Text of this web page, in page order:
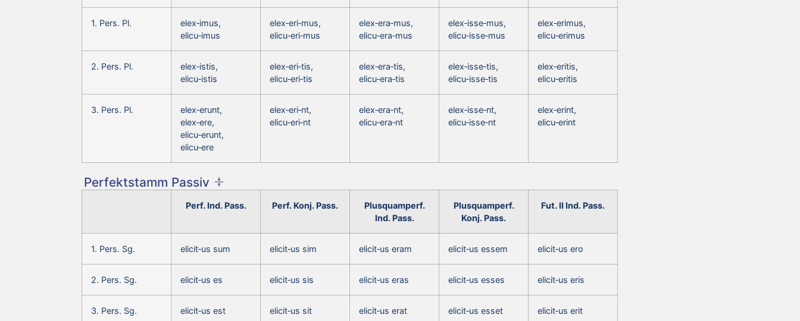
1. Pers. Pl.
elex‑imus,
elicu‑imus
elex‑eri‑mus,
elicu‑eri‑mus
elex‑era‑mus,
elicu‑era‑mus
elex‑isse‑mus,
elicu‑isse‑mus
elex‑erimus,
elicu‑erimus
2. Pers. Pl.
elex‑istis,
elicu‑istis
elex‑eri‑tis,
elicu‑eri‑tis
elex‑era‑tis,
elicu‑era‑tis
elex‑isse‑tis,
elicu‑isse‑tis
elex‑eritis,
elicu‑eritis
3. Pers. Pl.
elex‑erunt,
elex‑ere,
elicu‑erunt,
elicu‑ere
elex‑eri‑nt,
elicu‑eri‑nt
elex‑era‑nt,
elicu‑era‑nt
elex‑isse‑nt,
elicu‑isse‑nt
elex‑erint,
elicu‑erint
Perfektstamm Passiv
Perf. Ind. Pass. Perf. Konj. Pass.
Plusquamperf.
Ind. Pass.
Plusquamperf.
Konj. Pass.
Fut. II Ind. Pass.
1. Pers. Sg. elicit‑us sum elicit‑us sim elicit‑us eram elicit‑us essem elicit‑us ero
2. Pers. Sg. elicit‑us es elicit‑us sis elicit‑us eras elicit‑us esses elicit‑us eris
3. Pers. Sg. elicit‑us est elicit‑us sit elicit‑us erat elicit‑us esset elicit‑us erit